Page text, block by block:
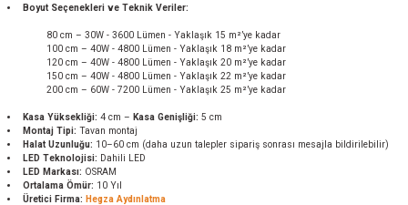
Boyut Seçenekleri ve Teknik Veriler:
80 cm – 30W - 3600 Lümen - Yaklaşık 15 m²’ye kadar
100 cm – 40W - 4800 Lümen - Yaklaşık 18 m²’ye kadar
120 cm – 40W - 4800 Lümen - Yaklaşık 20 m²’ye kadar
150 cm – 40W - 4800 Lümen - Yaklaşık 22 m²’ye kadar
200 cm – 60W - 7200 Lümen - Yaklaşık 25 m²’ye kadar
Kasa Yüksekliği: 4 cm – Kasa Genişliği: 5 cm
Montaj Tipi: Tavan montaj
Halat Uzunluğu: 10–60 cm (daha uzun talepler sipariş sonrası mesajla bildirilebilir)
LED Teknolojisi: Dahili LED
LED Markası: OSRAM
Ortalama Ömür: 10 Yıl
Üretici Firma: Hegza Aydınlatma